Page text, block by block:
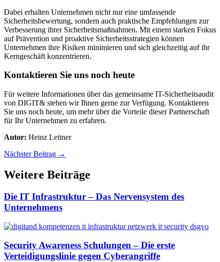
Dabei erhalten Unternehmen nicht nur eine umfassende
Sicherheitsbewertung, sondern auch praktische Empfehlungen zur
Verbesserung ihrer Sicherheitsmaßnahmen. Mit einem starken Fokus
auf Prävention und proaktive Sicherheitsstrategien können
Unternehmen ihre Risiken minimieren und sich gleichzeitig auf ihr
Kerngeschäft konzentrieren.
Kontaktieren Sie uns noch heute
Für weitere Informationen über das gemeinsame IT-Sicherheitsaudit
von DIGIT& stehen wir Ihnen gerne zur Verfügung. Kontaktieren
Sie uns noch heute, um mehr über die Vorteile dieser Partnerschaft
für Ihr Unternehmen zu erfahren.
Autor: Heinz Leitner
Nächster Beitrag →
Weitere Beiträge
Die IT Infrastruktur – Das Nervensystem des
Unternehmens
Security Awareness Schulungen – Die erste
Verteidigungslinie gegen Cyberangriffe